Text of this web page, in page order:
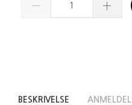
BESKRIVELSE